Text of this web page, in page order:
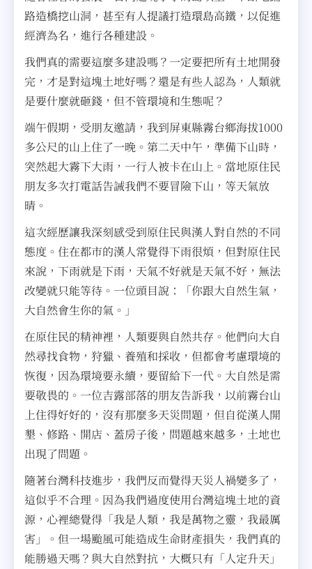
路造橋挖山洞，甚至有人提議打造環島高鐵，以促進
經濟為名，進行各種建設。
我們真的需要這麼多建設嗎？一定要把所有土地開發
完，才是對這塊土地好嗎？還是有些人認為，人類就
是要什麼就砸錢，但不管環境和生態呢？
端午假期，受朋友邀請，我到屏東縣霧台鄉海拔1000
多公尺的山上住了一晚。第二天中午，準備下山時，
突然起大霧下大雨，一行人被卡在山上。當地原住民
朋友多次打電話告誡我們不要冒險下山，等天氣放
晴。
這次經歷讓我深刻感受到原住民與漢人對自然的不同
態度。住在都市的漢人常覺得下雨很煩，但對原住民
來說，下雨就是下雨，天氣不好就是天氣不好，無法
改變就只能等待。一位頭目說：「你跟大自然生氣，
大自然會生你的氣。」
在原住民的精神裡，人類要與自然共存。他們向大自
然尋找食物，狩獵、養殖和採收，但都會考慮環境的
恢復，因為環境要永續，要留給下一代。大自然是需
要敬畏的。一位吉露部落的朋友告訴我，以前霧台山
上住得好好的，沒有那麼多天災問題，但自從漢人開
墾、修路、開店、蓋房子後，問題越來越多，土地也
出現了問題。
隨著台灣科技進步，我們反而覺得天災人禍變多了，
這似乎不合理。因為我們過度使用台灣這塊土地的資
源，心裡總覺得「我是人類，我是萬物之靈，我最厲
害」。但一場颱風可能造成生命財產損失，我們真的
能勝過天嗎？與大自然對抗，大概只有「人定升天」